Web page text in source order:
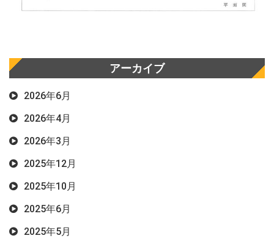
アーカイブ
2026年6月
2026年4月
2026年3月
2025年12月
2025年10月
2025年6月
2025年5月